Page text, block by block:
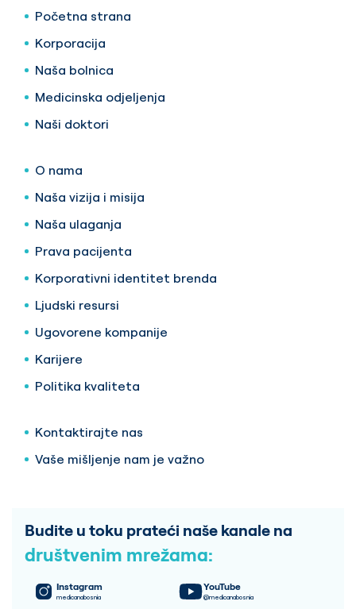
Početna strana
Korporacija
Naša bolnica
Medicinska odjeljenja
Naši doktori
O nama
Naša vizija i misija
Naša ulaganja
Prava pacijenta
Korporativni identitet brenda
Ljudski resursi
Ugovorene kompanije
Karijere
Politika kvaliteta
Kontaktirajte nas
Vaše mišljenje nam je važno
Budite u toku prateći naše kanale na
društvenim mrežama:
Instagram
medicanabosnia
YouTube
@medicanabosnia